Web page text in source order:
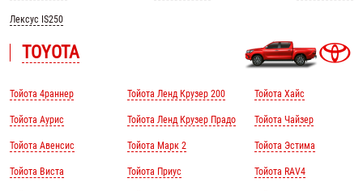
Лексус IS250
TOYOTA
Тойота 4раннер
Тойота Аурис
Тойота Авенсис
Тойота Виста
Тойота Ленд Крузер 200
Тойота Ленд Крузер Прадо
Тойота Марк 2
Тойота Приус
Тойота Хайс
Тойота Чайзер
Тойота Эстима
Тойота RAV4